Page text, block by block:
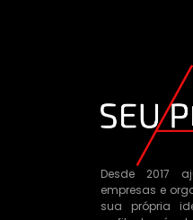
Desde 2017
empresas e
sua própria